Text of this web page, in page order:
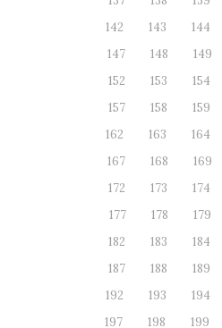
142
143 144
147
148 149
152
153 154
157
158 159
162
163 164
167
168 169
172
173 174
177
178 179
182
183 184
187
188 189
192
193 194
197
198 199